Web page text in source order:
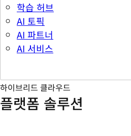
학습 허브
AI 토픽
AI 파트너
AI 서비스
하이브리드 클라우드
플랫폼 솔루션